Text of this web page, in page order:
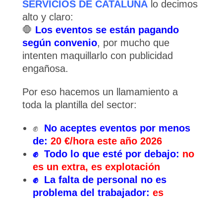
SERVICIOS DE CATALUÑAlo decimos
alto y claro:
🛑 Los eventos se están pagando
según convenio, por mucho que
intenten maquillarlo con publicidad
engañosa.
Por eso hacemos un llamamiento a
toda la plantilla del sector:
✊ No aceptes eventos por menos
de: 20 €/hora este año 2026
✊ Todo lo que esté por debajo: no
es un extra, es explotación
✊ La falta de personal no es
problema del trabajador: es